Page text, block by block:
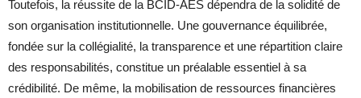
Toutefois, la réussite de la BCID-AES dépendra de la solidité de
son organisation institutionnelle. Une gouvernance équilibrée,
fondée sur la collégialité, la transparence et une répartition claire
des responsabilités, constitue un préalable essentiel à sa
crédibilité. De même, la mobilisation de ressources financières